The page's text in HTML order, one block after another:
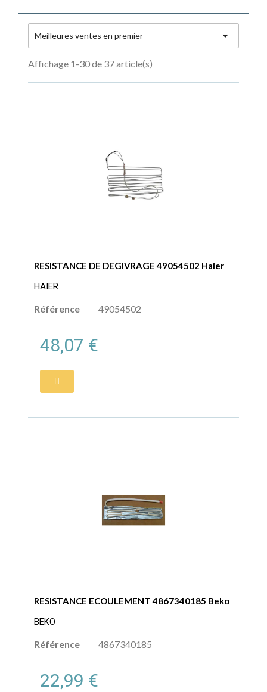
Meilleures ventes en premier 
Affichage 1-30 de 37 article(s)
RESISTANCE DE DEGIVRAGE 49054502 Haier
HAIER
Référence 49054502
48,07 €
RESISTANCE ECOULEMENT 4867340185 Beko
BEKO
Référence 4867340185
22,99 €